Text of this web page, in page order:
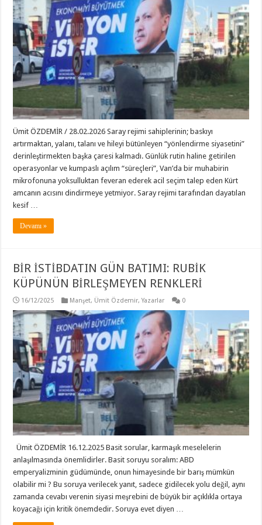
Ümit ÖZDEMİR / 28.02.2026 Saray rejimi sahiplerinin; baskıyı
artırmaktan, yalanı, talanı ve hileyi bütünleyen “yönlendirme siyasetini”
derinleştirmekten başka çaresi kalmadı. Günlük rutin haline getirilen
operasyonlar ve kumpaslı açılım “süreçleri”, Van’da bir muhabirin
mikrofonuna yoksulluktan feveran ederek acil seçim talep eden Kürt
amcanın acısını dindirmeye yetmiyor. Saray rejimi tarafından dayatılan
kesif …
Devamı »
BİR İSTİBDATIN GÜN BATIMI: RUBİK
KÜPÜNÜN BİRLEŞMEYEN RENKLERİ
16/12/2025 Manşet, Ümit Özdemir,Yazarlar 0
Ümit ÖZDEMİR 16.12.2025 Basit sorular, karmaşık meselelerin
anlaşılmasında önemlidirler. Basit soruyu soralım: ABD
emperyalizminin güdümünde, onun himayesinde bir barış mümkün
olabilir mi ? Bu soruya verilecek yanıt, sadece gidilecek yolu değil, aynı
zamanda cevabı verenin siyasi meşrebini de büyük bir açıklıkla ortaya
koyacağı için kritik önemdedir. Soruya evet diyen …